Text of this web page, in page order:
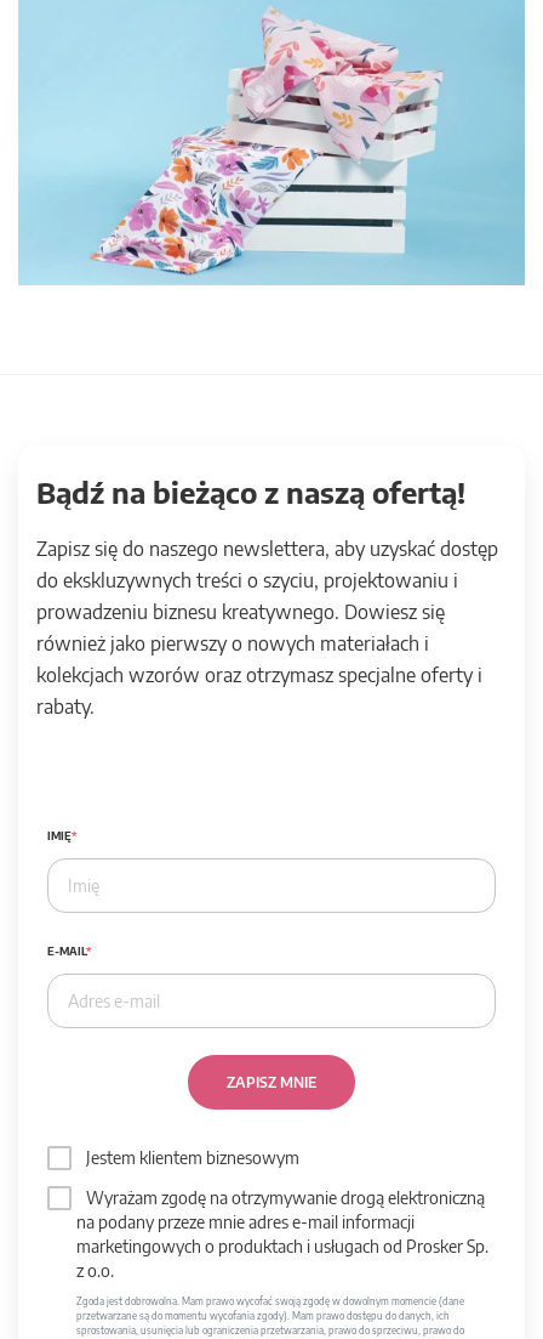
Bądź na bieżąco z naszą ofertą!
Zapisz się do naszego newslettera, aby uzyskać dostęp
do ekskluzywnych treści o szyciu, projektowaniu i
prowadzeniu biznesu kreatywnego. Dowiesz się
również jako pierwszy o nowych materiałach i
kolekcjach wzorów oraz otrzymasz specjalne oferty i
rabaty.
IMIĘ
E-MAIL
ZAPISZ MNIE
Jestem klientem biznesowym
Wyrażam zgodę na otrzymywanie drogą elektroniczną
na podany przeze mnie adres e-mail informacji
marketingowych o produktach i usługach od Prosker Sp.
z o.o.
Zgoda jest dobrowolna. Mam prawo wycofać swoją zgodę w dowolnym momencie (dane
przetwarzane są do momentu wycofania zgody). Mam prawo dostępu do danych, ich
sprostowania, usunięcia lub ograniczenia przetwarzania, prawo do sprzeciwu, prawo do